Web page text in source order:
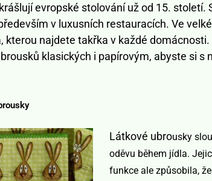
evropské stolování už od 15. století.
v luxusních restauracích. Ve
kterou najdete takřka v každé
klasických i papírovým, abyste si s
Látkové ubrousky
oděvu během jídla.
funkce ale způsobila,